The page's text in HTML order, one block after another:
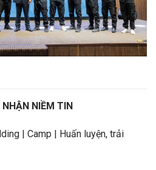
NIỀM TIN
| Camp | Huấn luyện, trải